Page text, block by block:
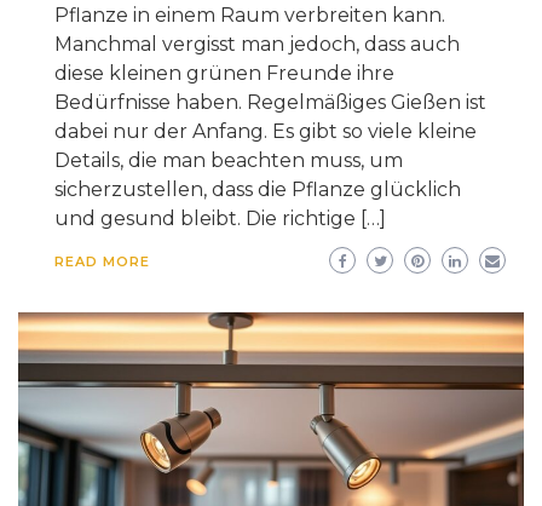
Pflanze in einem Raum verbreiten kann.
Manchmal vergisst man jedoch, dass auch
diese kleinen grünen Freunde ihre
Bedürfnisse haben. Regelmäßiges Gießen ist
dabei nur der Anfang. Es gibt so viele kleine
Details, die man beachten muss, um
sicherzustellen, dass die Pflanze glücklich
und gesund bleibt. Die richtige […]
READ MORE